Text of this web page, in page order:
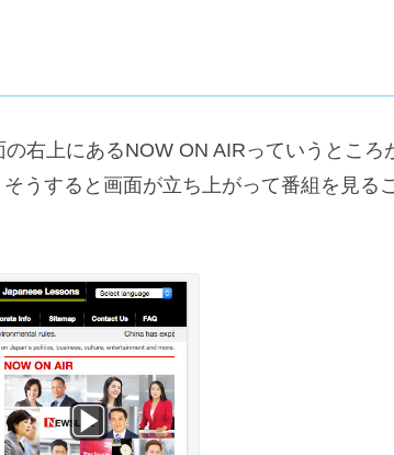
右上にあるNOW ON AIRっていうところ
うすると画面が立ち上がって番組を見る